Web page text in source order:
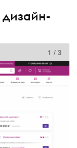
1 / 3